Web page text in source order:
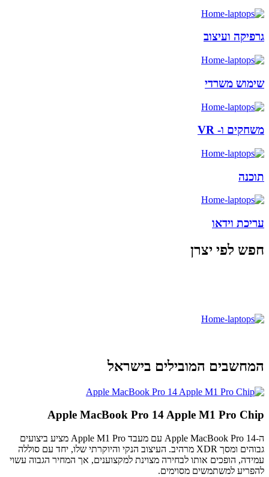
גרפיקה ועיצוב
שימוש משרדי
משחקים ו- VR
תוכנה
עריכת וידאו
חפש לפי יצרן
המחשבים המובילים בישראל
Apple MacBook Pro 14 Apple M1 Pro Chip
ה-Apple MacBook Pro 14 עם מעבד Apple M1 Pro מציע ביצועים
גבוהים ומסך XDR מרהיב. העיצוב הנקי והיוקרתי שלו, יחד עם סוללה
עמידה, הופכים אותו לבחירה מצוינת למקצוענים, אך המחיר הגבוה עשוי
להפריע למשתמשים מסוימים.